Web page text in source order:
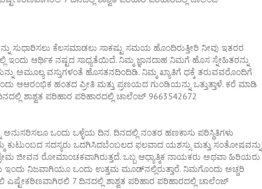
ಸುಧಾರಿಸಲು ಕೆಲಸಮಾಡಲು ಸಾಕಷ್ಟು ಸಮಯ ಹೊಂದಿರುತ್ತೀರಿ ನೀವು ಇತರರ
ಇಂದು ಆರ್ಥಿಕ ನಷ್ಟದ ಸಾಧ್ಯತೆಯಿದೆ. ನಿಮ್ಮ ಜ್ಞಾನದಾಹ ನಿಮಗೆ ಹೊಸ ಸ್ನೇಹಿತರನ್ನು
ಅಮೂಲ್ಯ ವಸ್ತುಗಳಂತೆ ಹೊಸತನದಿಂದಿಡಿ. ನಿಮ್ಮ ಖ್ಯಾತಿಗೆ ಧಕ್ಕೆ ತರುವವರೊಂದಿಗೆ
ಆಆರಂಭಿಕ ಹಂತದ ಪ್ರೀತಿ ಮತ್ತು ಪ್ರಣಯದ ಗುಂಡಿಯನ್ನು ಒತ್ತುತ್ತಾಳೆ. ಕರೆ ಮಾಡಿ
ಶಾಶ್ವತ ಪರಿಹಾರ ಪರಿಹಾರದಲ್ಲಿ ಚಾಲೆಂಜ್ 9663542672
ಅನುಸರಿಸಲೂ ಒಂದು ಒಳ್ಳೆಯ ದಿನ. ದಿನದಲ್ಲಿ ನಂತರ ಹಣಕಾಸು ಪರಿಸ್ಥಿತಿಗಳು
ಕುಟುಂಬದ ಸದಸ್ಯರು ಒದಗಿಸಿದಬೆಂಬಲದ ಫಲವಾದ ಯಶಸ್ಸು ಮತ್ತು ಸಂತೋಷವನ್ನು
ಜೀವನ ರೋಮಾಂಚಕವಾಗಿರುತ್ತದೆ. ಒಬ್ಬ ಆಧ್ಯಾತ್ಮಿಕ ನಾಯಕರು ಅಥವಾ ಹಿರಿಯರು
ಇಂದು ನಿಜವಾಗಿಯೂ ಒಂದು ಉತ್ತಮ ಮೂಡ್‌ನಲ್ಲಿರುತ್ತಾರೆ. ನಿಮಗೊಂದು ಅಚ್ಚರಿ
7 ದಿನದಲ್ಲಿ ಶಾಶ್ವತ ಪರಿಹಾರ ಪರಿಹಾರದಲ್ಲಿ ಚಾಲೆಂಜ್